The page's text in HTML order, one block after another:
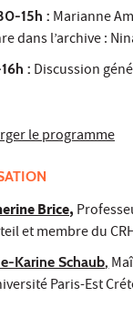
15h : Marianne
dans l’archive :
: Discussion
le programme
Brice,
et membre du
Karine Schaub,
Paris-Est